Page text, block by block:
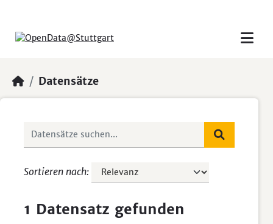
Datensätze
Sortieren nach
1 Datensatz gefunden